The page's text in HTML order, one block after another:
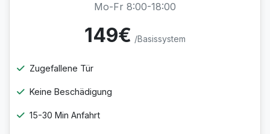
Mo-Fr 8:00-18:00
149€ /Basissystem
Zugefallene Tür
Keine Beschädigung
15-30 Min Anfahrt